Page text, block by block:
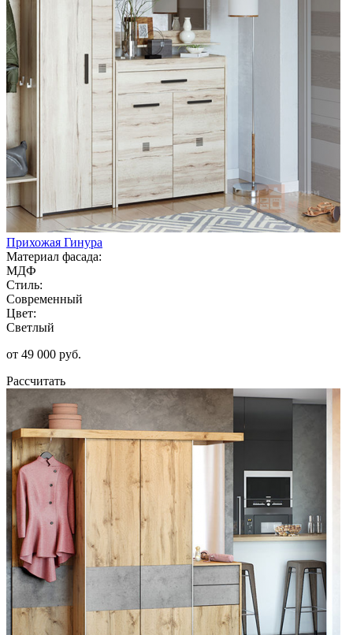
Прихожая Гинура
Материал фасада:
МДФ
Стиль:
Современный
Цвет:
Светлый
от 49 000 руб.
Рассчитать